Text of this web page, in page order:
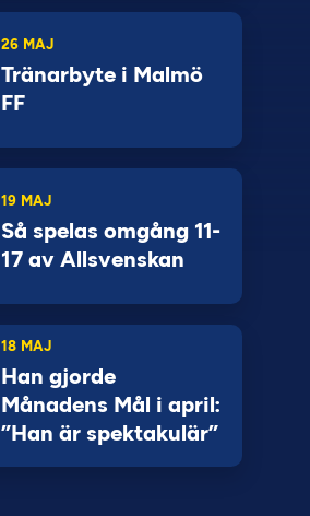
26 MAJ
Tränarbyte i Malmö
FF
19 MAJ
Så spelas omgång 11-
17 av Allsvenskan
18 MAJ
Han gjorde
Månadens Mål i april:
”Han är spektakulär”